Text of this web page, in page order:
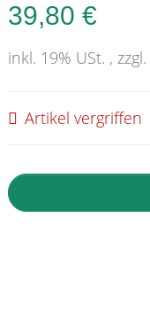
39,80 €
inkl. 19% USt. , zzgl.
Artikel vergriffen